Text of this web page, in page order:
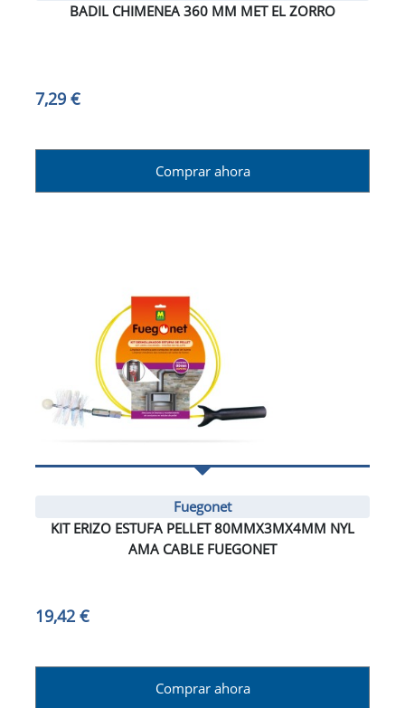
BADIL CHIMENEA 360 MM MET EL ZORRO
7,29 €
Comprar ahora
Fuegonet
KIT ERIZO ESTUFA PELLET 80MMX3MX4MM NYL
AMA CABLE FUEGONET
19,42 €
Comprar ahora